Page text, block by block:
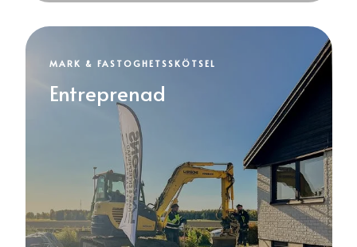
MARK & FASTOGHETSSKÖTSEL
Entreprenad